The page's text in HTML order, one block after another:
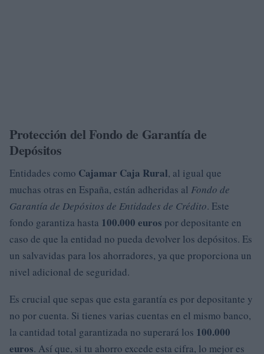
Protección del Fondo de Garantía de
Depósitos
Entidades como Cajamar Caja Rural, al igual que
muchas otras en España, están adheridas al Fondo de
Garantía de Depósitos de Entidades de Crédito. Este
fondo garantiza hasta 100.000 euros por depositante en
caso de que la entidad no pueda devolver los depósitos. Es
un salvavidas para los ahorradores, ya que proporciona un
nivel adicional de seguridad.
Es crucial que sepas que esta garantía es por depositante y
no por cuenta. Si tienes varias cuentas en el mismo banco,
la cantidad total garantizada no superará los 100.000
euros. Así que, si tu ahorro excede esta cifra, lo mejor es